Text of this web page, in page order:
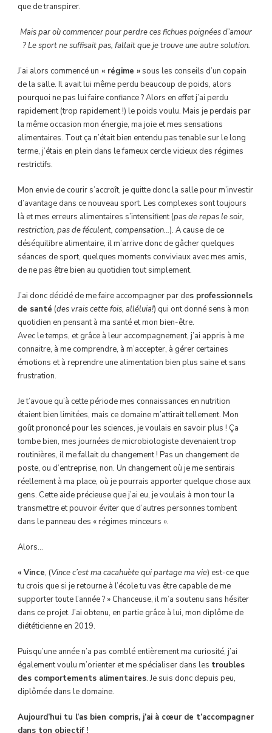
que de transpirer.
Mais par où commencer pour perdre ces fichues poignées d’amour
? Le sport ne suffisait pas, fallait que je trouve une autre solution.
J’ai alors commencé un « régime » sous les conseils d’un copain
de la salle. Il avait lui même perdu beaucoup de poids, alors
pourquoi ne pas lui faire confiance ? Alors en effet j’ai perdu
rapidement (trop rapidement !) le poids voulu. Mais je perdais par
la même occasion mon énergie, ma joie et mes sensations
alimentaires. Tout ça n’était bien entendu pas tenable sur le long
terme, j’étais en plein dans le fameux cercle vicieux des régimes
restrictifs.
Mon envie de courir s’accroît, je quitte donc la salle pour m’investir
d’avantage dans ce nouveau sport. Les complexes sont toujours
là et mes erreurs alimentaires s’intensifient (pas de repas le soir,
restriction, pas de féculent, compensation…). A cause de ce
déséquilibre alimentaire, il m’arrive donc de gâcher quelques
séances de sport, quelques moments conviviaux avec mes amis,
de ne pas être bien au quotidien tout simplement.
J’ai donc décidé de me faire accompagner par des professionnels
de santé (des vrais cette fois, alléluia!) qui ont donné sens à mon
quotidien en pensant à ma santé et mon bien-être.
Avec le temps, et grâce à leur accompagnement, j’ai appris à me
connaitre, à me comprendre, à m’accepter, à gérer certaines
émotions et à reprendre une alimentation bien plus saine et sans
frustration.
Je t’avoue qu’à cette période mes connaissances en nutrition
étaient bien limitées, mais ce domaine m’attirait tellement. Mon
goût prononcé pour les sciences, je voulais en savoir plus ! Ça
tombe bien, mes journées de microbiologiste devenaient trop
routinières, il me fallait du changement ! Pas un changement de
poste, ou d’entreprise, non. Un changement où je me sentirais
réellement à ma place, où je pourrais apporter quelque chose aux
gens. Cette aide précieuse que j’ai eu, je voulais à mon tour la
transmettre et pouvoir éviter que d’autres personnes tombent
dans le panneau des « régimes minceurs ».
Alors…
« Vince, (Vince c’est ma cacahuète qui partage ma vie) est-ce que
tu crois que si je retourne à l’école tu vas être capable de me
supporter toute l’année ? » Chanceuse, il m’a soutenu sans hésiter
dans ce projet. J’ai obtenu, en partie grâce à lui, mon diplôme de
diététicienne en 2019.
Puisqu’une année n’a pas comblé entièrement ma curiosité, j’ai
également voulu m’orienter et me spécialiser dans les troubles
des comportements alimentaires. Je suis donc depuis peu,
diplômée dans le domaine.
Aujourd’hui tu l’as bien compris, j’ai à cœur de t’accompagner
dans ton objectif !